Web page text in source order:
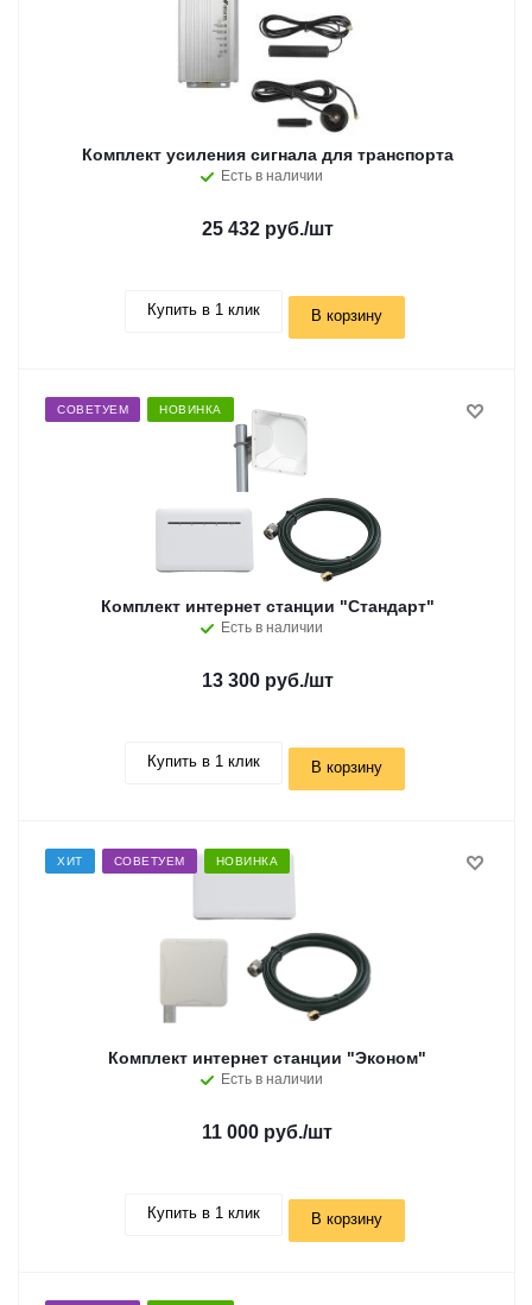
Комплект усиления сигнала для транспорта
Есть в наличии
25 432 руб./шт
Купить в 1 клик В корзину
СОВЕТУЕМ НОВИНКА
Комплект интернет станции "Стандарт"
Есть в наличии
13 300 руб./шт
Купить в 1 клик В корзину
ХИТ СОВЕТУЕМ НОВИНКА
Комплект интернет станции "Эконом"
Есть в наличии
11 000 руб./шт
Купить в 1 клик В корзину